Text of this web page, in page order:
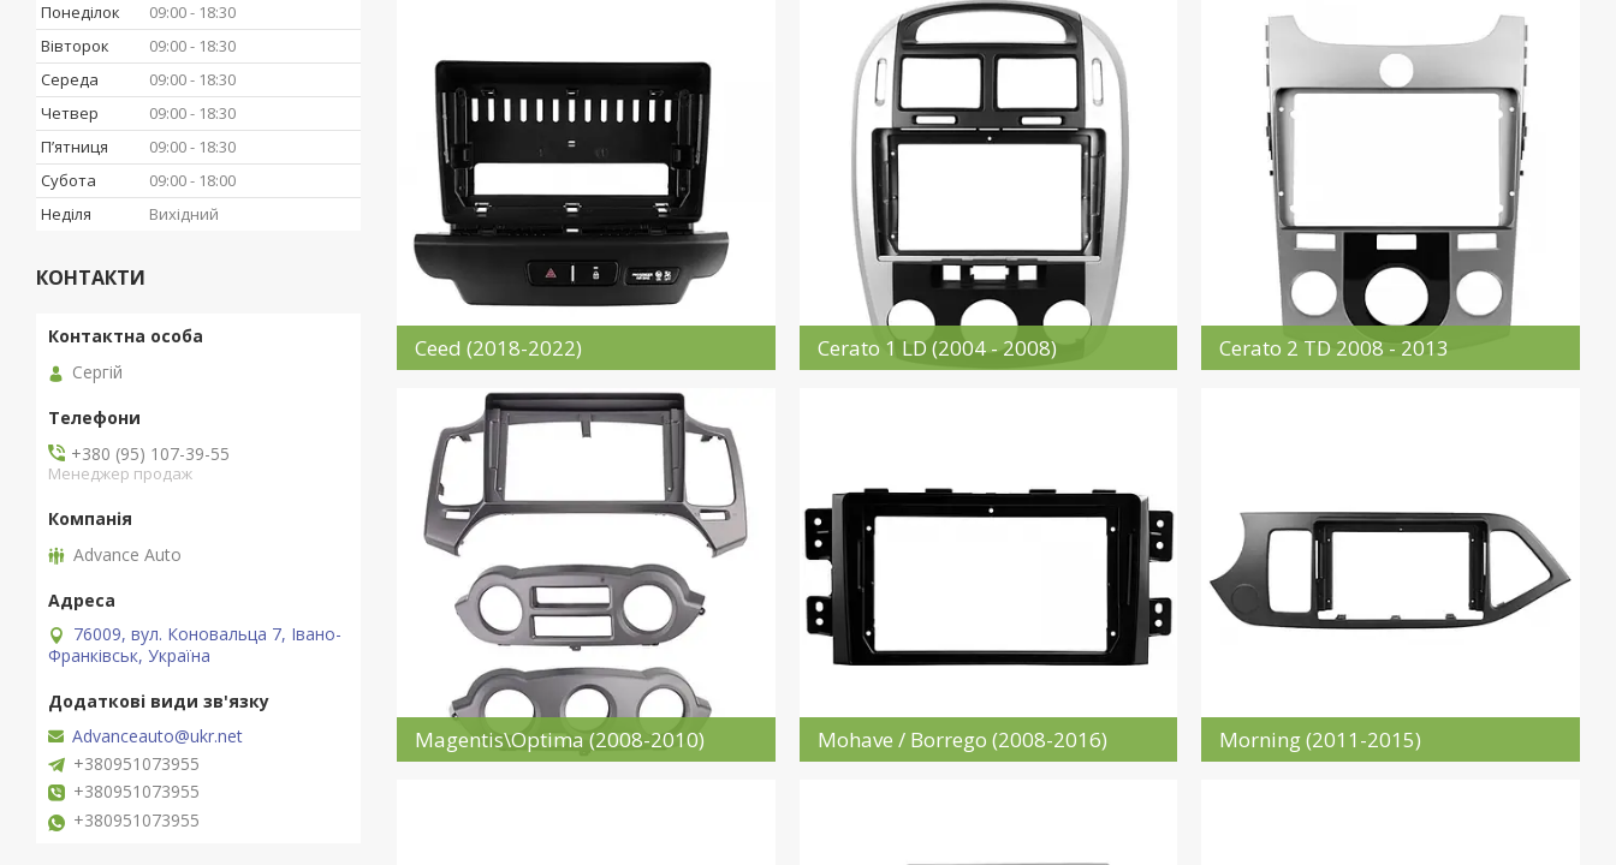
Ceed (2018-2022) Cerato 1 LD (2004 - 2008) Cerato 2 TD 2008 - 2013
Magentis\Optima (2008-2010) Mohave / Borrego (2008-2016) Morning (2011-2015)
Понеділок 09:00
18:30
Вівторок
09:00
18:30
Середа
09:00
18:30
Четвер
09:00
18:30
Пʼятниця
09:00
18:30
Субота
09:00
18:00
Неділя
Вихідний
КОНТАКТИ
Сергій
+380 (95) 107-39-55
Менеджер продаж
Advance Auto
76009, вул. Коновальца 7, Івано-
Франківськ, Україна
Advanceauto@ukr.net
+380951073955
+380951073955
+380951073955